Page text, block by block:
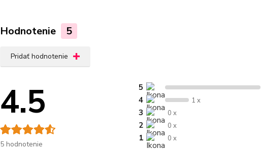
Hodnotenie 5
Pridať hodnotenie
4.5
5 hodnotenie
5
4
1 x
3 0 x
2 0 x
1 0 x